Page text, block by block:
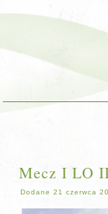
Mecz I LO
Dodane 21 czerwca